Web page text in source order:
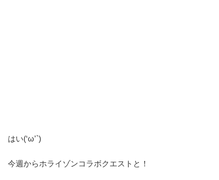
はい(‘ω’`)
今週からホライゾンコラボクエストと！